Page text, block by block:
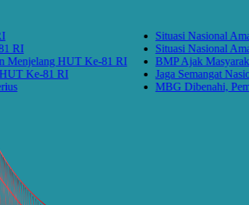
HUT Ke-81 RI
Ke-81 RI
Situasi Nasional Aman
Situasi Nasional
BMP Ajak Masyarakat
Jaga Semangat
MBG Dibenahi,